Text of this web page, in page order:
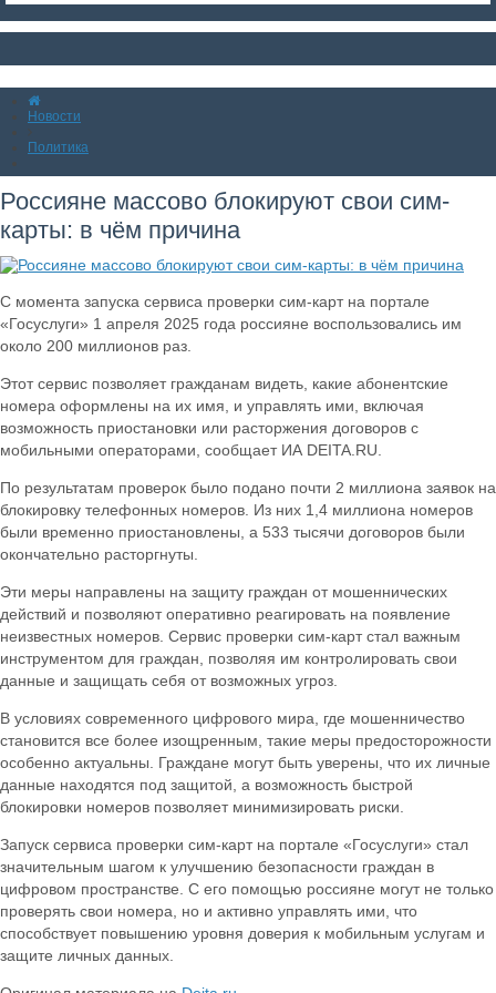
Новости
Политика
Россияне массово блокируют свои сим-
карты: в чём причина
С момента запуска сервиса проверки сим-карт на портале
«Госуслуги» 1 апреля 2025 года россияне воспользовались им
около 200 миллионов раз.
Этот сервис позволяет гражданам видеть, какие абонентские
номера оформлены на их имя, и управлять ими, включая
возможность приостановки или расторжения договоров с
мобильными операторами, сообщает ИА DEITA.RU.
По результатам проверок было подано почти 2 миллиона заявок на
блокировку телефонных номеров. Из них 1,4 миллиона номеров
были временно приостановлены, а 533 тысячи договоров были
окончательно расторгнуты.
Эти меры направлены на защиту граждан от мошеннических
действий и позволяют оперативно реагировать на появление
неизвестных номеров. Сервис проверки сим-карт стал важным
инструментом для граждан, позволяя им контролировать свои
данные и защищать себя от возможных угроз.
В условиях современного цифрового мира, где мошенничество
становится все более изощренным, такие меры предосторожности
особенно актуальны. Граждане могут быть уверены, что их личные
данные находятся под защитой, а возможность быстрой
блокировки номеров позволяет минимизировать риски.
Запуск сервиса проверки сим-карт на портале «Госуслуги» стал
значительным шагом к улучшению безопасности граждан в
цифровом пространстве. С его помощью россияне могут не только
проверять свои номера, но и активно управлять ими, что
способствует повышению уровня доверия к мобильным услугам и
защите личных данных.